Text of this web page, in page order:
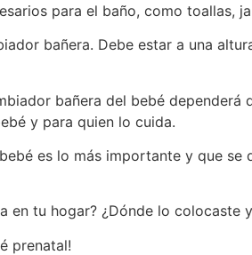
para el baño, como toallas,
bañera. Debe estar a una
bañera del bebé
y para quien lo cuida.
es lo más importante y que
en tu hogar? ¿Dónde lo colocaste
prenatal!